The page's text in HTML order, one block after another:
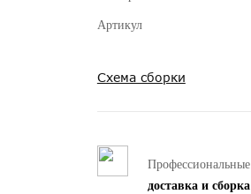
Артикул
Схема сборки
Профессиональные
доставка и сборка